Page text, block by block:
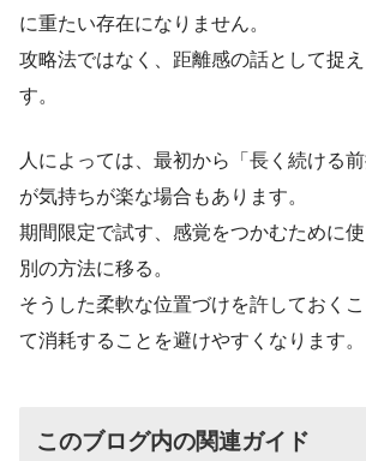
に重たい存在になりません。
攻略法ではなく、距離感の話として捉
す。
人によっては、最初から「長く続ける
が気持ちが楽な場合もあります。
期間限定で試す、感覚をつかむために
別の方法に移る。
そうした柔軟な位置づけを許しておく
て消耗することを避けやすくなります。
このブログ内の関連ガイド